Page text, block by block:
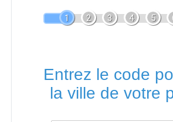
1 2 3 4 5
Entrez le code
la ville de votre